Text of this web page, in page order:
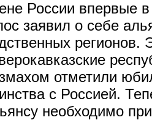
России впервые
заявил о себе
регионов.
отметили
с Россией.
необходимо